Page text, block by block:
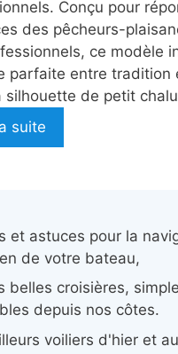
Conçu pour
des pêcheurs-
ce modèle
parfaite entre tradition
silhouette de petit
suite
et astuces pour la
de votre bateau,
belles croisières,
depuis nos côtes.
voiliers d'hier et